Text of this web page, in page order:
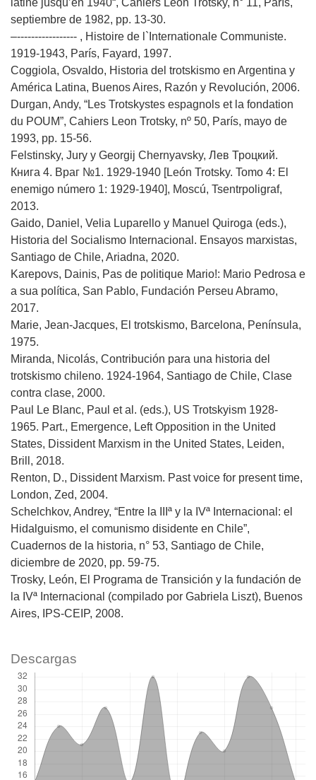
latine jusqu’en 1940“, Cahiers Léon Trotsky, n° 11, París,
septiembre de 1982, pp. 13-30.
–----------------- , Histoire de l`Internationale Communiste.
1919-1943, París, Fayard, 1997.
Coggiola, Osvaldo, Historia del trotskismo en Argentina y
América Latina, Buenos Aires, Razón y Revolución, 2006.
Durgan, Andy, “Les Trotskystes espagnols et la fondation
du POUM”, Cahiers Leon Trotsky, nº 50, París, mayo de
1993, pp. 15-56.
Felstinsky, Jury y Georgij Chernyavsky, Лев Троцкий.
Книга 4. Враг №1. 1929-1940 [León Trotsky. Tomo 4: El
enemigo número 1: 1929-1940], Мoscú, Tsentrpoligraf,
2013.
Gaido, Daniel, Velia Luparello y Manuel Quiroga (eds.),
Historia del Socialismo Internacional. Ensayos marxistas,
Santiago de Chile, Ariadna, 2020.
Karepovs, Dainis, Pas de politique Mario!: Mario Pedrosa e
a sua política, San Pablo, Fundación Perseu Abramo,
2017.
Marie, Jean-Jacques, El trotskismo, Barcelona, Península,
1975.
Miranda, Nicolás, Contribución para una historia del
trotskismo chileno. 1924-1964, Santiago de Chile, Clase
contra clase, 2000.
Paul Le Blanc, Paul et al. (eds.), US Trotskyism 1928-
1965. Part., Emergence, Left Opposition in the United
States, Dissident Marxism in the United States, Leiden,
Brill, 2018.
Renton, D., Dissident Marxism. Past voice for present time,
London, Zed, 2004.
Schelchkov, Andrey, “Entre la IIIª y la IVª Internacional: el
Hidalguismo, el comunismo disidente en Chile”,
Cuadernos de la historia, n° 53, Santiago de Chile,
diciembre de 2020, pp. 59-75.
Trosky, León, El Programa de Transición y la fundación de
la IVª Internacional (compilado por Gabriela Liszt), Buenos
Aires, IPS-CEIP, 2008.
Descargas